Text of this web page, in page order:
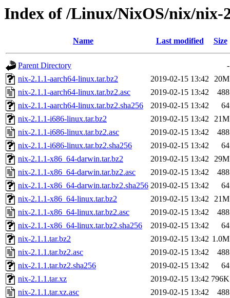
Index of /Linux/NixOS/nix/nix-
Name Last modified Size
Parent Directory
-
nix-2.1.1-aarch64-linux.tar.bz2
2019-02-15 13:42 20M
nix-2.1.1-aarch64-linux.tar.bz2.asc
2019-02-15 13:42
488
nix-2.1.1-aarch64-linux.tar.bz2.sha256
2019-02-15 13:42
64
nix-2.1.1-i686-linux.tar.bz2
2019-02-15 13:42 21M
nix-2.1.1-i686-linux.tar.bz2.asc
2019-02-15 13:42
488
nix-2.1.1-i686-linux.tar.bz2.sha256
2019-02-15 13:42
64
nix-2.1.1-x86_64-darwin.tar.bz2
2019-02-15 13:42 29M
nix-2.1.1-x86_64-darwin.tar.bz2.asc
2019-02-15 13:42
488
nix-2.1.1-x86_64-darwin.tar.bz2.sha256 2019-02-15 13:42
64
nix-2.1.1-x86_64-linux.tar.bz2
2019-02-15 13:42 21M
nix-2.1.1-x86_64-linux.tar.bz2.asc
2019-02-15 13:42
488
nix-2.1.1-x86_64-linux.tar.bz2.sha256
2019-02-15 13:42
64
nix-2.1.1.tar.bz2
2019-02-15 13:42 1.0M
nix-2.1.1.tar.bz2.asc
2019-02-15 13:42
488
nix-2.1.1.tar.bz2.sha256
2019-02-15 13:42
64
nix-2.1.1.tar.xz
2019-02-15 13:42 796K
nix-2.1.1.tar.xz.asc
2019-02-15 13:42
488